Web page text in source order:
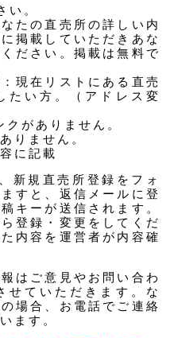
い。
たの直売所の詳しい内
掲載していただきあな
ださい。掲載は無料で
現在リストにある直売
たい方。（アドレス変
がありません。
りません。
に記載
新規直売所登録をフォ
すと、返信メールに登
キーが送信されます。
登録・変更をしてくだ
内容を運営者が内容確
はご意見やお問い合わ
せていただきます。な
場合、お電話でご連絡
ます。